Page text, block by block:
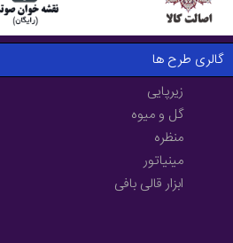
گالری طرح ها
زیرپایی
گل و میوه
منظره
مینیاتور
ابزار قالی بافی